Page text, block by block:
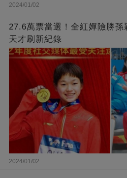
2024/01/02
27.6萬票當選！全紅嬋險勝孫
天才刷新紀錄
2024/01/02